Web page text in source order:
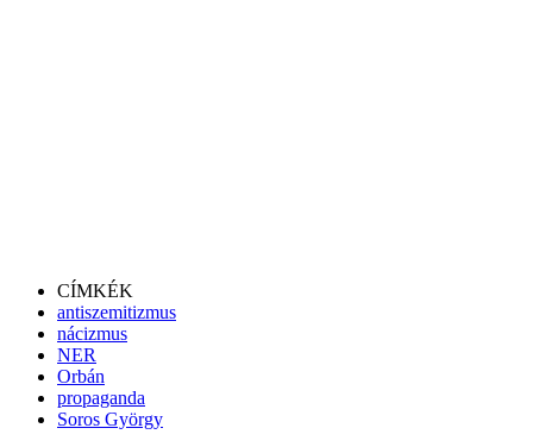
CÍMKÉK
antiszemitizmus
nácizmus
NER
Orbán
propaganda
Soros György